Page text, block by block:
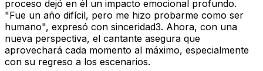
proceso dejó en él un impacto emocional profundo.
"Fue un año difícil, pero me hizo probarme como ser
humano", expresó con sinceridad3. Ahora, con una
nueva perspectiva, el cantante asegura que
aprovechará cada momento al máximo, especialmente
con su regreso a los escenarios.